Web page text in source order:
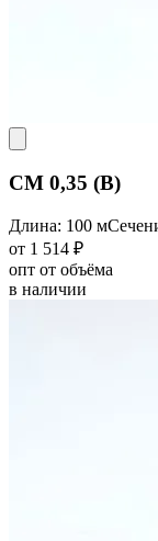
CM 0,35 (B)
Длина: 100 м
от 1 514 ₽
опт от объёма
в наличии